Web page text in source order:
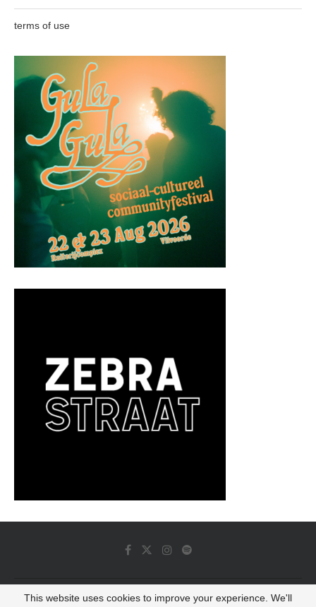
terms of use
© 2022 - Luminous Dash All Rights Reserved
This website uses cookies to improve your experience. We'll